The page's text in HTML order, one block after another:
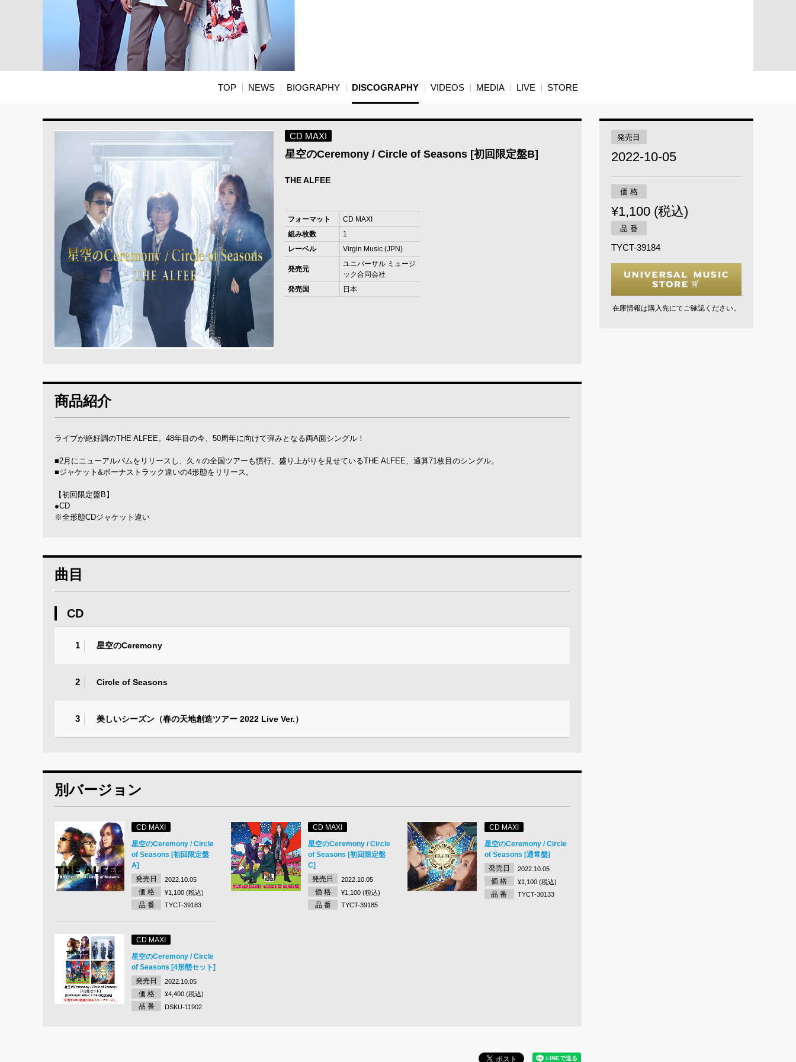
TOP NEWS BIOGRAPHY DISCOGRAPHY VIDEOS MEDIA LIVE STORE
CD MAXI
星空のCeremony / Circle of Seasons [初回限定盤B]
THE ALFEE
フォーマット
CD MAXI
組み枚数
1
レーベル
Virgin Music (JPN)
発売元
ユニバーサル ミュージ
ック合同会社
発売国
日本
商品紹介
ライブが絶好調のTHE ALFEE。48年目の今、50周年に向けて弾みとなる両A面シングル！
■2月にニューアルバムをリリースし、久々の全国ツアーも慣行、盛り上がりを見せているTHE ALFEE、通算71枚目のシングル。
■ジャケット&ボーナストラック違いの4形態をリリース。
【初回限定盤B】
●CD
※全形態CDジャケット違い
曲目
CD
1 星空のCeremony
2 Circle of Seasons
3 美しいシーズン（春の天地創造ツアー 2022 Live Ver.）
別バージョン
CD MAXI
星空のCeremony / Circle
of Seasons [初回限定盤
A]
発売日
2022.10.05
価 格 ¥1,100 (税込)
品 番 TYCT-39183
CD MAXI
星空のCeremony / Circle
of Seasons [初回限定盤
C]
発売日
2022.10.05
価 格 ¥1,100 (税込)
品 番 TYCT-39185
CD MAXI
星空のCeremony / Circle
of Seasons [通常盤]
発売日
2022.10.05
価 格 ¥1,100 (税込)
品 番 TYCT-30133
CD MAXI
星空のCeremony / Circle
of Seasons [4形態セット]
発売日
2022.10.05
価 格 ¥4,400 (税込)
品 番 DSKU-11902
発売日
2022-10-05
価 格
¥1,100 (税込)
品 番
TYCT-39184
在庫情報は購入先にてご確認ください。